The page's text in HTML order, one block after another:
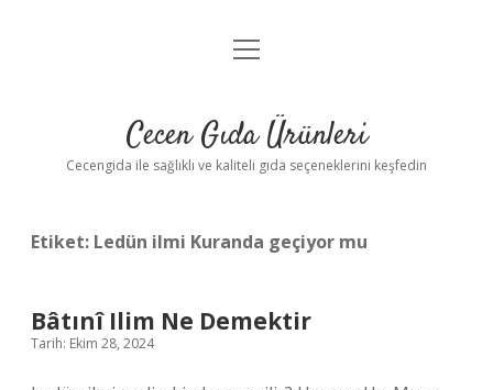
Anasayfa
Yasal Uyarı
menüyü
Cecen Gıda Ürünleri
Cecengida ile sağlıklı ve kaliteli gıda seçeneklerini keşfedin
Etiket: Ledün ilmi Kuranda geçiyor mu
Bâtınî Ilim Ne Demektir
Tarih: Ekim 28, 2024